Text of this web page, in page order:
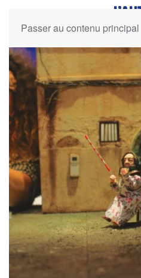
Passer au contenu principal